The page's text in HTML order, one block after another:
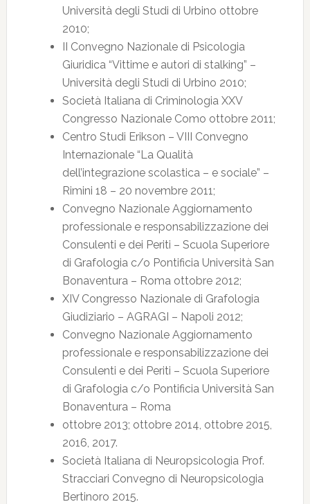
Università degli Studi di Urbino ottobre
2010;
II Convegno Nazionale di Psicologia
Giuridica “Vittime e autori di stalking” –
Università degli Studi di Urbino 2010;
Società Italiana di Criminologia XXV
Congresso Nazionale Como ottobre 2011;
Centro Studi Erikson – VIII Convegno
Internazionale “La Qualità
dell’integrazione scolastica – e sociale” –
Rimini 18 – 20 novembre 2011;
Convegno Nazionale Aggiornamento
professionale e responsabilizzazione dei
Consulenti e dei Periti – Scuola Superiore
di Grafologia c/o Pontificia Università San
Bonaventura – Roma ottobre 2012;
XIV Congresso Nazionale di Grafologia
Giudiziario – AGRAGI – Napoli 2012;
Convegno Nazionale Aggiornamento
professionale e responsabilizzazione dei
Consulenti e dei Periti – Scuola Superiore
di Grafologia c/o Pontificia Università San
Bonaventura – Roma
ottobre 2013; ottobre 2014, ottobre 2015,
2016, 2017.
Società Italiana di Neuropsicologia Prof.
Stracciari Convegno di Neuropsicologia
Bertinoro 2015.